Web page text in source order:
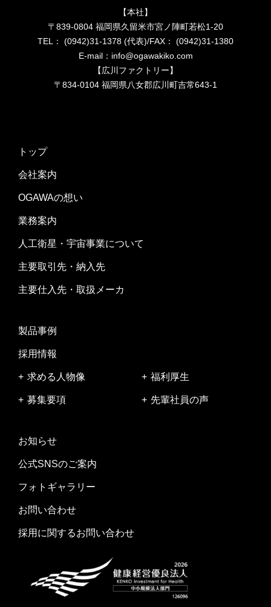
【本社】
〒839-0804 福岡県久留米市宮ノ陣町若松1-20
TEL： (0942)31-1378 (代表)/FAX： (0942)31-1380
E-mail：info@ogawakiko.com
【広川ファクトリー】
〒834-0104 福岡県八女郡広川町吉常643-1
トップ
会社案内
OGAWAの想い
業務案内
人工衛星・宇宙事業について
主要取引先・納入先
主要仕入先・取扱メーカ
製品事例
採用情報
求める人物像 福利厚生
募集要項 先輩社員の声
お知らせ
公式SNSのご案内
フォトギャラリー
お問い合わせ
採用に関するお問い合わせ